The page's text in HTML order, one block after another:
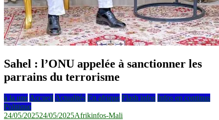
Sahel : l’ONU appelée à sanctionner les
parrains du terrorisme
à la une Accueil Actualités En afrique Flash infos Infos en continus
Politique
24/05/202524/05/2025Afrikinfos-Mali